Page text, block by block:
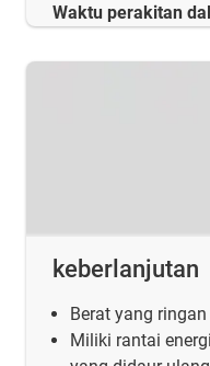
Waktu perakitan
keberlanjutan
Berat yang
Miliki rantai